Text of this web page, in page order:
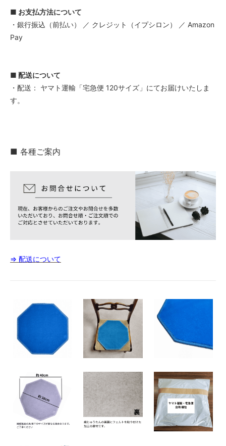
■ お支払方法について
・銀行振込（前払い） ／ クレジット（イプシロン） ／ Amazon
Pay
■ 配送について
・配送： ヤマト運輸「宅急便 120サイズ」にてお届けいたしま
す。
■ 各種ご案内
⇒ 配送について